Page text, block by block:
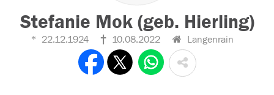
Stefanie Mok (geb. Hierling)
22.12.1924 10.08.2022 Langenrain